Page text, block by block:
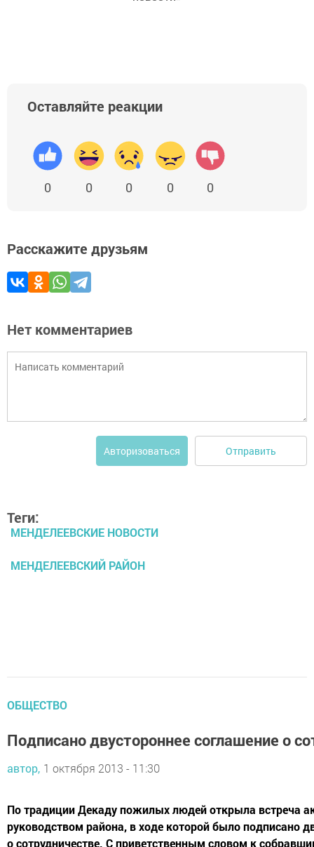
Оставляйте реакции
0 0 0 0 0
Расскажите друзьям
Нет комментариев
Авторизоваться Отправить
Теги:
МЕНДЕЛЕЕВСКИЕ НОВОСТИ
МЕНДЕЛЕЕВСКИЙ РАЙОН
ОБЩЕСТВО
Подписано двустороннее соглашение о
автор, 1 октября 2013 - 11:30
По традиции Декаду пожилых людей открыла встреча
руководством района, в ходе которой было подписано
о сотрудничестве. С приветственным словом к